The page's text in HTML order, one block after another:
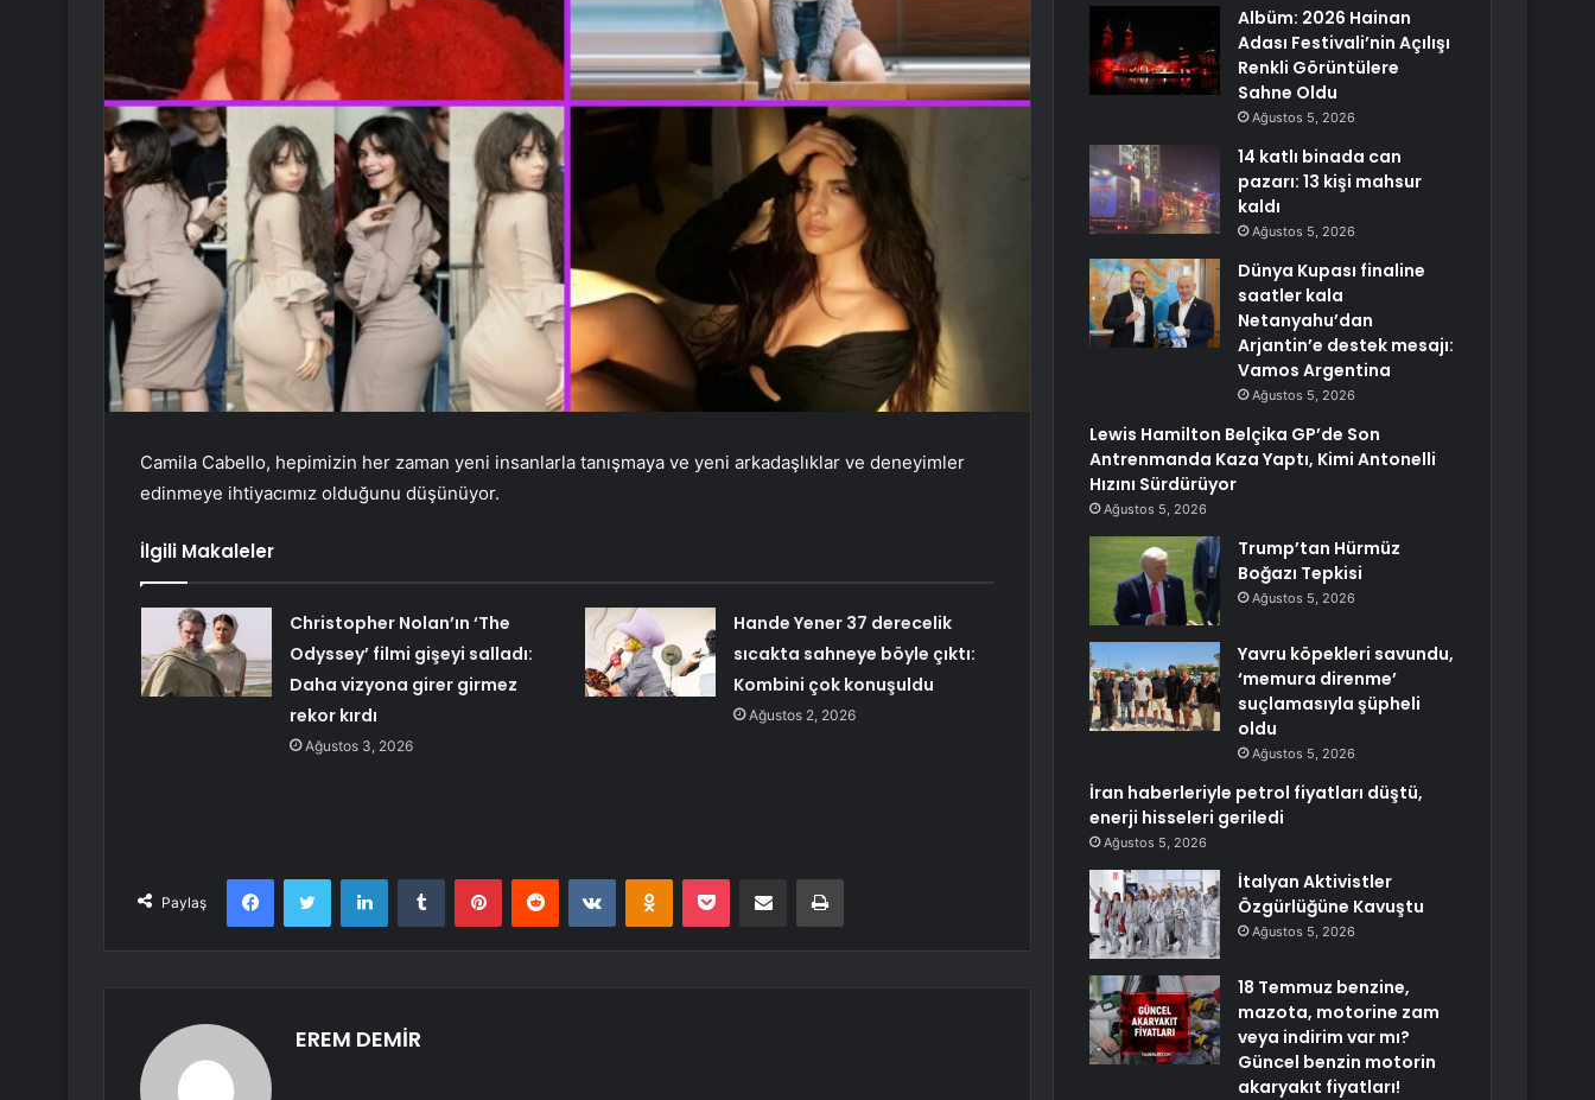
Camila Cabello, hepimizin her zaman yeni insanlarla tanışmaya ve yeni arkadaşlıklar ve deneyimler
edinmeye ihtiyacımız olduğunu düşünüyor.
İlgili Makaleler
Christopher Nolan’ın ‘The
Odyssey’ filmi gişeyi salladı:
Daha vizyona girer girmez
rekor kırdı
Ağustos 3, 2026
Hande Yener 37 derecelik
sıcakta sahneye böyle çıktı:
Kombini çok konuşuldu
Ağustos 2, 2026
Paylaş
FacebookTwitter LinkedInTumblr PinterestReddit VKontakteOdnoklassniki
Pocket E-Posta ile paylaş Yazdır
EREM DEMİR
Albüm: 2026 Hainan
Adası Festivali’nin Açılışı
Renkli Görüntülere
Sahne Oldu
Ağustos 5, 2026
14 katlı binada can
pazarı: 13 kişi mahsur
kaldı
Ağustos 5, 2026
Dünya Kupası finaline
saatler kala
Netanyahu’dan
Arjantin’e destek mesajı:
Vamos Argentina
Ağustos 5, 2026
Lewis Hamilton Belçika GP’de Son
Antrenmanda Kaza Yaptı, Kimi Antonelli
Hızını Sürdürüyor
Ağustos 5, 2026
Trump’tan Hürmüz
Boğazı Tepkisi
Ağustos 5, 2026
Yavru köpekleri savundu,
‘memura direnme’
suçlamasıyla şüpheli
oldu
Ağustos 5, 2026
İran haberleriyle petrol fiyatları düştü,
enerji hisseleri geriledi
Ağustos 5, 2026
İtalyan Aktivistler
Özgürlüğüne Kavuştu
Ağustos 5, 2026
18 Temmuz benzine,
mazota, motorine zam
veya indirim var mı?
Güncel benzin motorin
akaryakıt fiyatları!